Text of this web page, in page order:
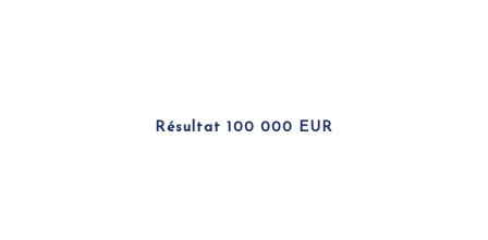
Résultat 100 000 EUR